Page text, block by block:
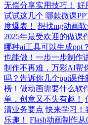
无偿分享实用技巧！
好
试试这几个 哪款微课
度爆表！
想找mg动画
2025年最受欢迎的做课
哪种ai工具可以生成ppt
也能做！一步一步制作
制作不再难，万彩AI帮
吗？告诉你几个ppt课件
榜！做动画需要什么软
单，创意又不失有趣！
清业务要点 快来学习！
乐趣！
Flash动画制作